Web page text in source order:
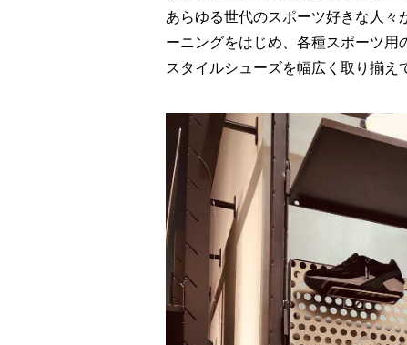
あらゆる世代のスポーツ好きな人々
ーニングをはじめ、各種スポーツ用
スタイルシューズを幅広く取り揃え